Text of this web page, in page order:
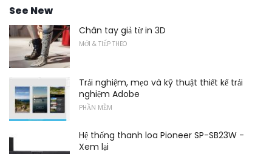
See New
Chân tay giả từ in 3D
MỚI & TIẾP THEO
Trải nghiệm, mẹo và kỹ thuật thiết kế trải
nghiệm Adobe
PHẦN MỀM
Hệ thống thanh loa Pioneer SP-SB23W -
Xem lại